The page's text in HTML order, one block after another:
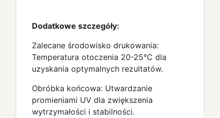
Dodatkowe szczegóły:
Zalecane środowisko drukowania:
Temperatura otoczenia 20-25°C dla
uzyskania optymalnych rezultatów.
Obróbka końcowa: Utwardzanie
promieniami UV dla zwiększenia
wytrzymałości i stabilności.